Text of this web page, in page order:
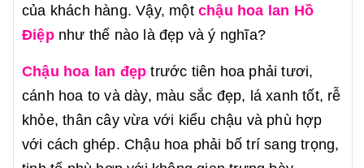
của khách hàng. Vậy, một chậu hoa lan Hồ
Điệpnhư thế nào là đẹp và ý nghĩa?
Chậu hoa lan đẹp trước tiên hoa phải tươi,
cánh hoa to và dày, màu sắc đẹp, lá xanh tốt, rễ
khỏe, thân cây vừa với kiểu chậu và phù hợp
với cách ghép. Chậu hoa phải bố trí sang trọng,